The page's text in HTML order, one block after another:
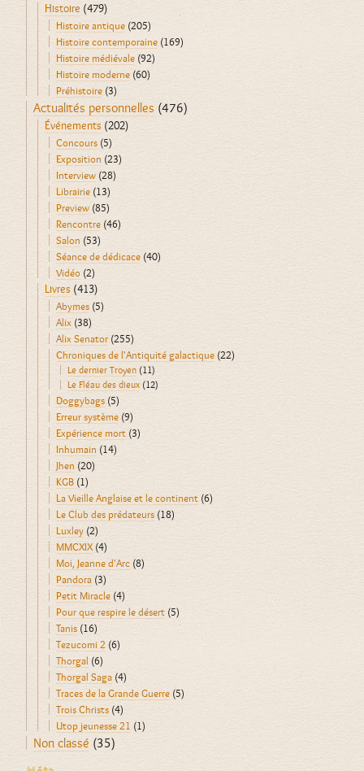
Histoire (479)
Histoire antique (205)
Histoire contemporaine (169)
Histoire médiévale (92)
Histoire moderne (60)
Préhistoire (3)
Actualités personnelles (476)
Événements (202)
Concours (5)
Exposition (23)
Interview (28)
Librairie (13)
Preview (85)
Rencontre (46)
Salon (53)
Séance de dédicace (40)
Vidéo (2)
Livres (413)
Abymes (5)
Alix (38)
Alix Senator (255)
Chroniques de l'Antiquité galactique (22)
Le dernier Troyen (11)
Le Fléau des dieux (12)
Doggybags (5)
Erreur système (9)
Expérience mort (3)
Inhumain (14)
Jhen (20)
KGB (1)
La Vieille Anglaise et le continent (6)
Le Club des prédateurs (18)
Luxley (2)
MMCXIX(4)
Moi, Jeanne d'Arc (8)
Pandora (3)
Petit Miracle (4)
Pour que respire le désert (5)
Tanis (16)
Tezucomi 2 (6)
Thorgal (6)
Thorgal Saga (4)
Traces de la Grande Guerre (5)
Trois Christs (4)
Utop jeunesse 21 (1)
Non classé (35)